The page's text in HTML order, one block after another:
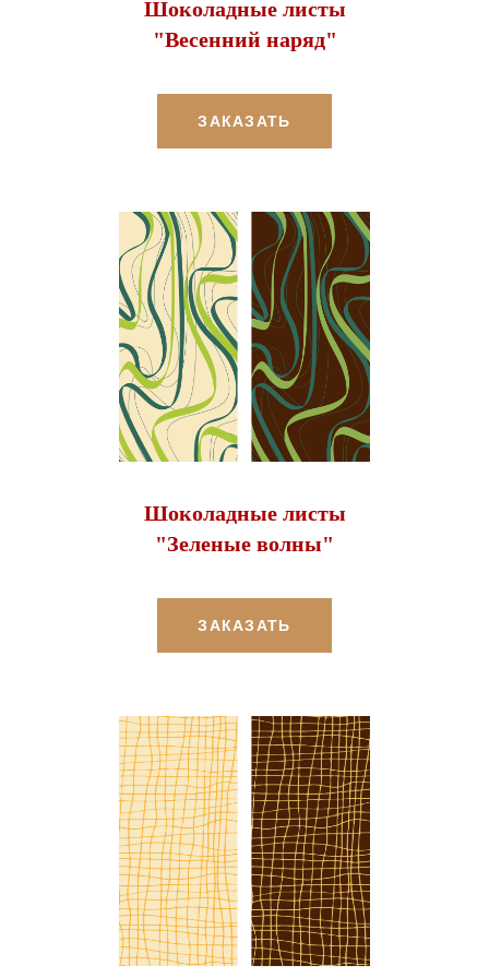
Шоколадные листы
"Весенний наряд"
ЗАКАЗАТЬ
Шоколадные листы
"Зеленые волны"
ЗАКАЗАТЬ